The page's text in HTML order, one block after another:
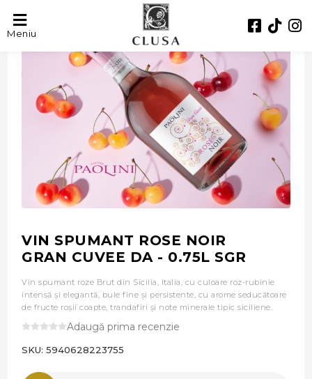
Meniu- 44%
VIN SPUMANT ROSE NOIR
GRAN CUVEE DA - 0.75L SGR
Vin spumant roze Brut din Sicilia, Italia, cu culoare roz-rubinie
intensă și elegantă, bule fine și persistente, cu arome seducătoare
de fructe roșii coapte, trandafiri și note minerale tipic siciliene.
Adaugă prima recenzie
SKU: 5940628223755